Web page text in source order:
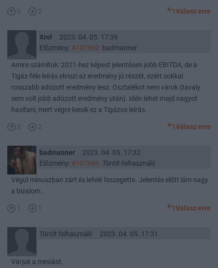
0 2 Válasz erre
Xrol
2023. 04. 05. 17:39
Előzmény: #107692 badmanner
Amire számítok: 2021-hez képest jelentősen jobb EBITDA, de a
Tigáz-féle leírás elviszi az eredmény jó részét, ezért sokkal
rosszabb adózott eredmény lesz. Osztalékot nem várok (tavaly
sem volt jobb adózott eredmény után). Idén lehet majd nagyot
hasítani, mert végre kiesik ez a Tigázos leírás.
3 2 Válasz erre
badmanner
2023. 04. 05. 17:32
Előzmény: #107689 Törölt felhasználó
Végül mínuszban zárt és lefelé feszegette. Jelentés előtt lám nagy
a bizalom..
1 1 Válasz erre
Törölt felhasználó 2023. 04. 05. 17:31
Várjuk a mesiást.